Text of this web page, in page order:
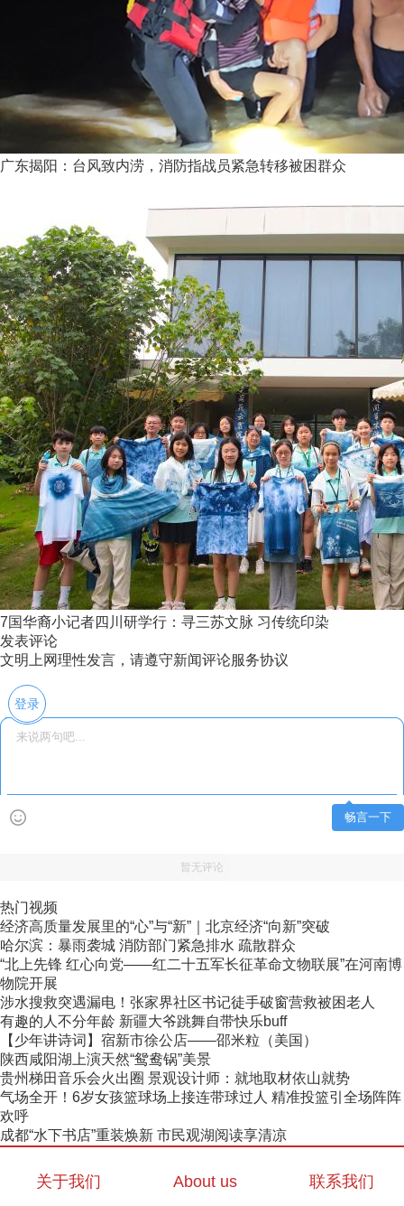
广东揭阳：台风致内涝，消防指战员紧急转移被困群众
7国华裔小记者四川研学行：寻三苏文脉 习传统印染
发表评论
文明上网理性发言，请遵守新闻评论服务协议
登录
畅言一下
暂无评论
热门视频
经济高质量发展里的“心”与“新”｜北京经济“向新”突破
哈尔滨：暴雨袭城 消防部门紧急排水 疏散群众
“北上先锋 红心向党——红二十五军长征革命文物联展”在河南博
物院开展
涉水搜救突遇漏电！张家界社区书记徒手破窗营救被困老人
有趣的人不分年龄 新疆大爷跳舞自带快乐buff
【少年讲诗词】宿新市徐公店——邵米粒（美国）
陕西咸阳湖上演天然“鸳鸯锅”美景
贵州梯田音乐会火出圈 景观设计师：就地取材依山就势
气场全开！6岁女孩篮球场上接连带球过人 精准投篮引全场阵阵
欢呼
成都“水下书店”重装焕新 市民观湖阅读享清凉
关于我们 About us 联系我们